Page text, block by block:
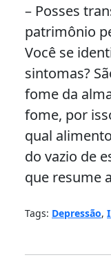
– Posses
patrimônio
Você se
sintomas?
fome da
fome, por
qual
do vazio de
que resume
Tags: Depressão,